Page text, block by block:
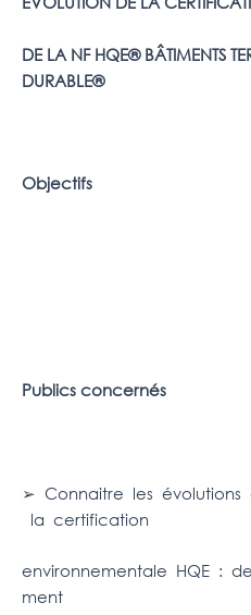
DE LA NF HQE® BÂTIMENTS
DURABLE®
Objectifs
Publics concernés
➢ Connaitre les
la certification
environnementale HQE :
ment